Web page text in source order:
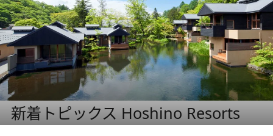
新着トピックス Hoshino Resorts